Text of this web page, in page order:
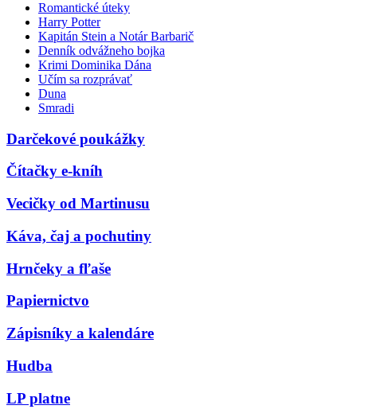
Romantické úteky
Harry Potter
Kapitán Stein a Notár Barbarič
Denník odvážneho bojka
Krimi Dominika Dána
Učím sa rozprávať
Duna
Smradi
Darčekové poukážky
Čítačky e-kníh
Vecičky od Martinusu
Káva, čaj a pochutiny
Hrnčeky a fľaše
Papiernictvo
Zápisníky a kalendáre
Hudba
LP platne